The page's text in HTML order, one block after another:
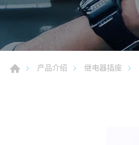
产品介绍 继电器插座